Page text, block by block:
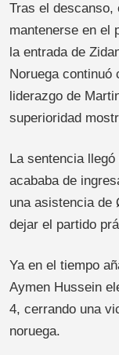
Tras el descanso,
mantenerse en el
la entrada de
Noruega continuó
liderazgo de
superioridad
La sentencia
acababa de
una asistencia de
dejar el partido
Ya en el tiempo
Aymen Hussein
4, cerrando una
noruega.